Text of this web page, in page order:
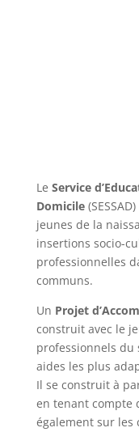
Le Service
Domicile
jeunes de la
insertions socio-
professionnelles
communs.
Un Projet
construit avec le
professionnels du
aides les plus
Il se construit à
en tenant compte
également sur les